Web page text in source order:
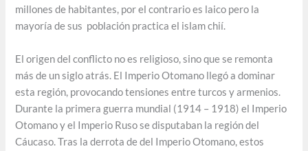
millones de habitantes, por el contrario es laico pero la
mayoría de sus población practica el islam chií.
El origen del conflicto no es religioso, sino que se remonta
más de un siglo atrás. El Imperio Otomano llegó a dominar
esta región, provocando tensiones entre turcos y armenios.
Durante la primera guerra mundial (1914 – 1918) el Imperio
Otomano y el Imperio Ruso se disputaban la región del
Cáucaso. Tras la derrota de del Imperio Otomano, estos